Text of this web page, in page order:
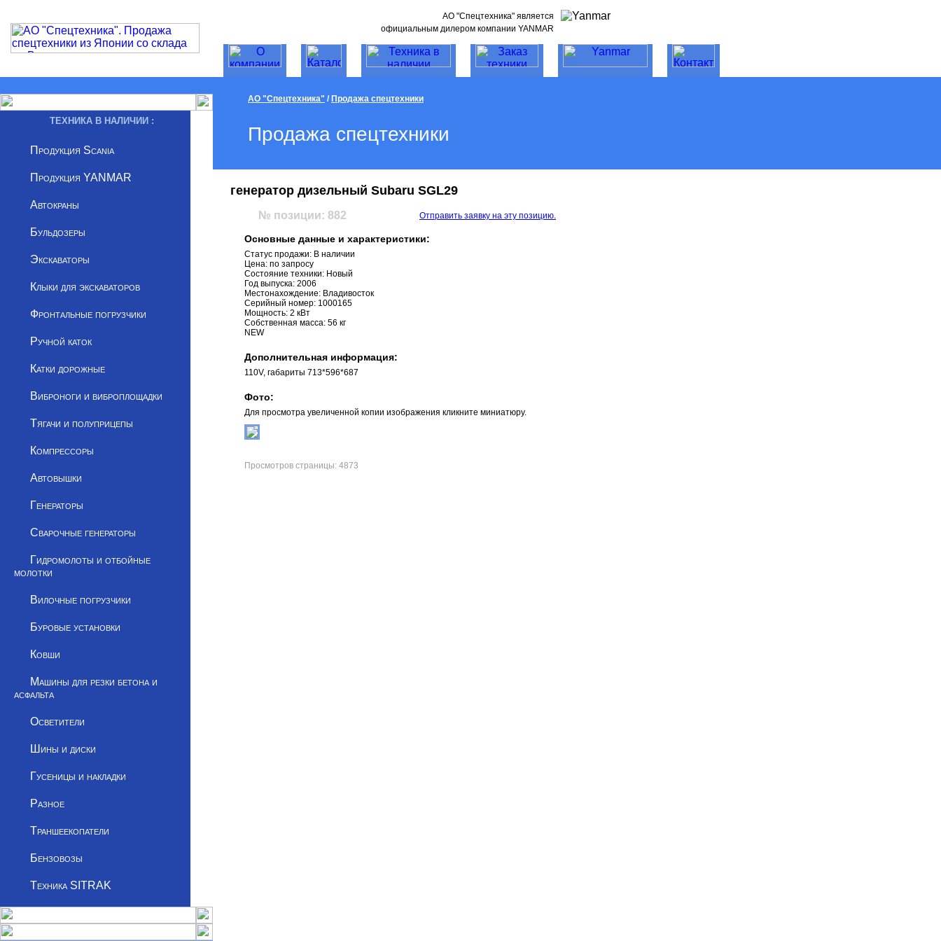
АО "Спецтехника" является
официальным дилером компании YANMAR
ТЕХНИКА В НАЛИЧИИ :
Продукция Scania
Продукция YANMAR
Автокраны
Бульдозеры
Экскаваторы
Клыки для экскаваторов
Фронтальные погрузчики
Ручной каток
Катки дорожные
Виброноги и виброплощадки
Тягачи и полуприцепы
Компрессоры
Автовышки
Генераторы
Сварочные генераторы
Гидромолоты и отбойные
молотки
Вилочные погрузчики
Буровые установки
Ковши
Машины для резки бетона и
асфальта
Осветители
Шины и диски
Гусеницы и накладки
Разное
Траншеекопатели
Бензовозы
Техника SITRAK
АО "Спецтехника" / Продажа спецтехники
Продажа спецтехники
генератор дизельный Subaru SGL29
№ позиции: 882 Отправить заявку на эту позицию.
Основные данные и характеристики:
Статус продажи: В наличии
Цена: по запросу
Состояние техники: Новый
Год выпуска: 2006
Местонахождение: Владивосток
Серийный номер: 1000165
Мощность: 2 кВт
Собственная масса: 56 кг
NEW
Дополнительная информация:
110V, габариты 713*596*687
Фото:
Для просмотра увеличенной копии изображения кликните миниатюру.
Просмотров страницы: 4873